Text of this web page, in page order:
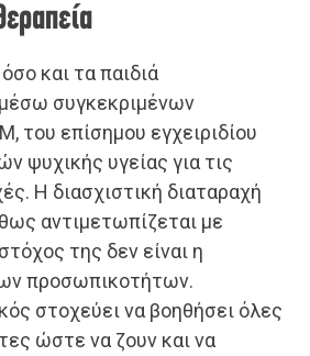
και τα παιδιά
συγκεκριμένων
του επίσημου εγχειριδίου
ψυχικής υγείας για τις
Η διασχιστική διαταραχή
αντιμετωπίζεται με
της δεν είναι η
προσωπικοτήτων.
στοχεύει να βοηθήσει όλες
ώστε να ζουν και να